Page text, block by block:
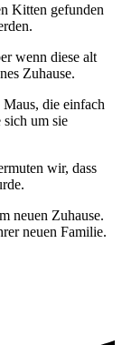
Kitten gefunden
wenn diese alt
Zuhause.
die einfach
sich um sie
wir, dass
neuen Zuhause.
neuen Familie.